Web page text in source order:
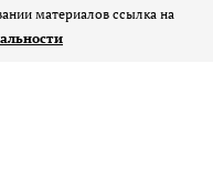
материалов ссылка на